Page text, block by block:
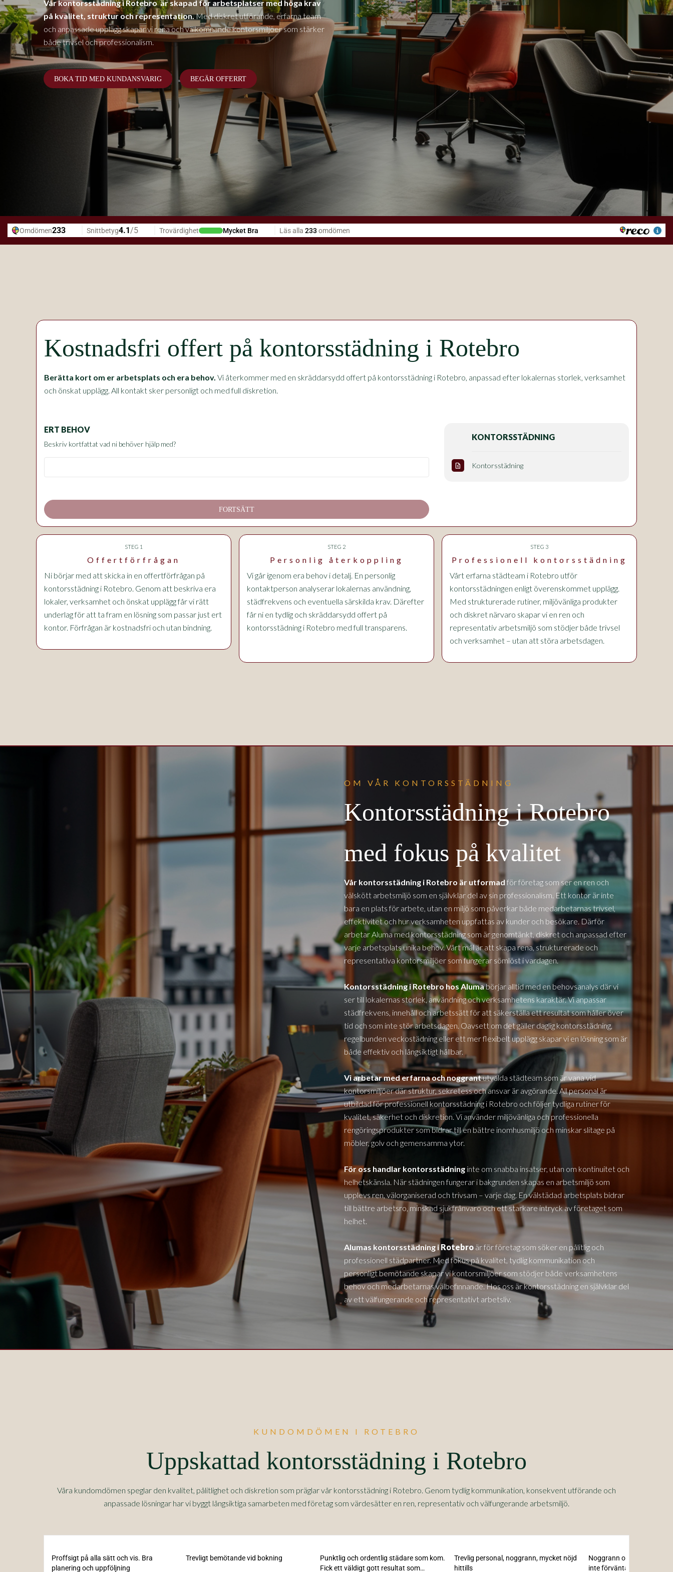
Vår kontorsstädningi Rotebroär skapad för arbetsplatser med höga krav
på kvalitet, struktur och representation.Med diskret utförande, erfarna team
och anpassade upplägg skapar vi rena och välkomnande kontorsmiljöer som stärker
både trivsel och professionalism.
BOKA TID MED KUNDANSVARIG BEGÄR OFFERRT
Kostnadsfri offert på kontorsstädning i Rotebro
Berätta kort om er arbetsplats och era behov. Vi återkommer med en skräddarsydd offert på kontorsstädning i Rotebro, anpassad efter lokalernas storlek, verksamhet
och önskat upplägg. All kontakt sker personligt och med full diskretion.
ERT BEHOV
Beskriv kortfattat vad ni behöver hjälp med?
FORTSÄTT
KONTORSSTÄDNING
request_quote Kontorsstädning
STEG 1
Offertförfrågan
Ni börjar med att skicka in en offertförfrågan på
kontorsstädning i Rotebro. Genom att beskriva era
lokaler, verksamhet och önskat upplägg får vi rätt
underlag för att ta fram en lösning som passar just ert
kontor. Förfrågan är kostnadsfri och utan bindning.
STEG 2
Personlig återkoppling
Vi går igenom era behov i detalj. En personlig
kontaktperson analyserar lokalernas användning,
städfrekvens och eventuella särskilda krav. Därefter
får ni en tydlig och skräddarsydd offert på
kontorsstädning i Rotebro med full transparens.
STEG 3
Professionell kontorsstädning
Vårt erfarna städteam i Rotebro utför
kontorsstädningen enligt överenskommet upplägg.
Med strukturerade rutiner, miljövänliga produkter
och diskret närvaro skapar vi en ren och
representativ arbetsmiljö som stödjer både trivsel
och verksamhet – utan att störa arbetsdagen.
OM VÅR KONTORSSTÄDNING
Kontorsstädning i Rotebro
med fokus på kvalitet
Vår kontorsstädning i Rotebro är utformad för företag som ser en ren och
välskött arbetsmiljö som en självklar del av sin professionalism. Ett kontor är inte
bara en plats för arbete, utan en miljö som påverkar både medarbetarnas trivsel,
effektivitet och hur verksamheten uppfattas av kunder och besökare. Därför
arbetar Aluma med kontorsstädning som är genomtänkt, diskret och anpassad efter
varje arbetsplats unika behov. Vårt mål är att skapa rena, strukturerade och
representativa kontorsmiljöer som fungerar sömlöst i vardagen.
Kontorsstädning i Rotebro hos Alumabörjar alltid med en behovsanalys där vi
ser till lokalernas storlek, användning och verksamhetens karaktär. Vi anpassar
städfrekvens, innehåll och arbetssätt för att säkerställa ett resultat som håller över
tid och som inte stör arbetsdagen. Oavsett om det gäller daglig kontorsstädning,
regelbunden veckostädning eller ett mer flexibelt upplägg skapar vi en lösning som är
både effektiv och långsiktigt hållbar.
Vi arbetar med erfarna och noggrantutvalda städteam som är vana vid
kontorsmiljöer där struktur, sekretess och ansvar är avgörande. All personal är
utbildad för professionell kontorsstädning i Rotebro och följer tydliga rutiner för
kvalitet, säkerhet och diskretion. Vi använder miljövänliga och professionella
rengöringsprodukter som bidrar till en bättre inomhusmiljö och minskar slitage på
möbler, golv och gemensamma ytor.
För oss handlar kontorsstädning inte om snabba insatser, utan om kontinuitet och
helhetskänsla. När städningen fungerar i bakgrunden skapas en arbetsmiljö som
upplevs ren, välorganiserad och trivsam – varje dag. En välstädad arbetsplats bidrar
till bättre arbetsro, minskad sjukfrånvaro och ett starkare intryck av företaget som
helhet.
Alumas kontorsstädning i Rotebro är för företag som söker en pålitlig och
professionell städpartner. Med fokus på kvalitet, tydlig kommunikation och
personligt bemötande skapar vi kontorsmiljöer som stödjer både verksamhetens
behov och medarbetarnas välbefinnande. Hos oss är kontorsstädning en självklar del
av ett välfungerande och representativt arbetsliv.
KUNDOMDÖMEN I ROTEBRO
Uppskattad kontorsstädning i Rotebro
Våra kundomdömen speglar den kvalitet, pålitlighet och diskretion som präglar vår kontorsstädning i Rotebro. Genom tydlig kommunikation, konsekvent utförande och
anpassade lösningar har vi byggt långsiktiga samarbeten med företag som värdesätter en ren, representativ och välfungerande arbetsmiljö.